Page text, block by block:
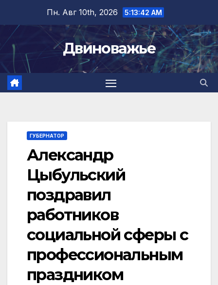
содержимому
Пн. Авг 10th, 2026 5:13:43 AM
Двиноважье
ГУБЕРНАТОР
Александр
Цыбульский
поздравил
работников
социальной сферы с
профессиональным
праздником